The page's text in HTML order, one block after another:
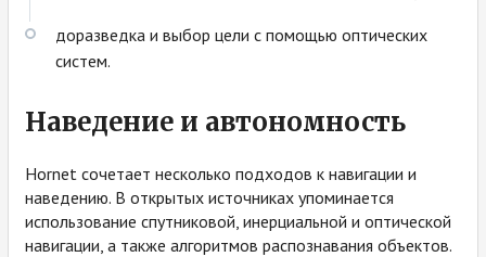
доразведка и выбор цели с помощью оптических
систем.
Наведение и автономность
Hornet сочетает несколько подходов к навигации и
наведению. В открытых источниках упоминается
использование спутниковой, инерциальной и оптической
навигации, а также алгоритмов распознавания объектов.